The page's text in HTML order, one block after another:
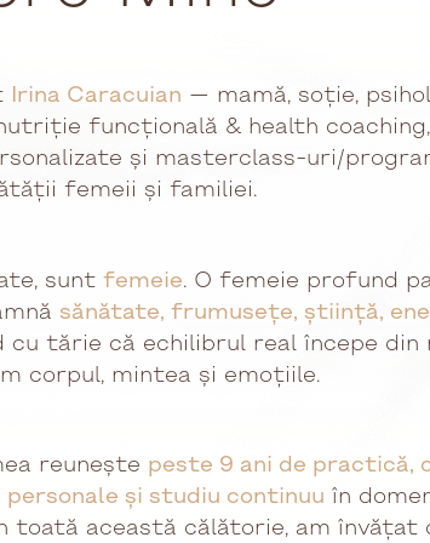
Irina Caracuian — mamă, soție,
funcțională & health
și masterclass-uri/
femeii și familiei.
sunt femeie. O femeie profund
sănătate, frumusețe, știință,
cu tărie că echilibrul real începe
corpul, mintea și emoțiile.
reunește peste 9 ani de practică,
și studiu continuu în
toată această călătorie, am învățat